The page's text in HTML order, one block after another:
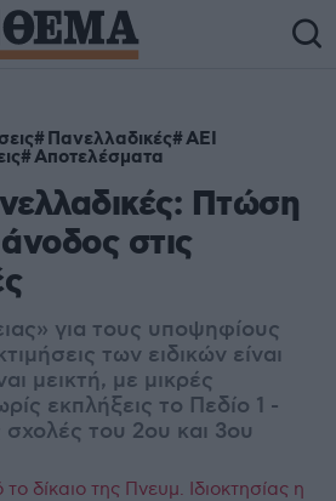
Πανελλαδικές ΑΕΙ
Αποτελέσματα
Πτώση
στις
για τους υποψηφίους
των ειδικών είναι
μεικτή, με μικρές
εκπλήξεις το Πεδίο 1 -
του 2ου και 3ου
δίκαιο της Πνευμ. Ιδιοκτησίας η